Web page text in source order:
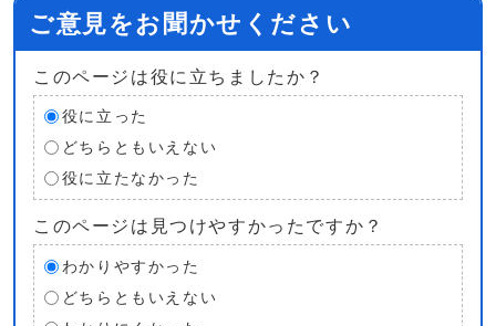
ご意見をお聞かせください
このページは役に立ちましたか？
役に立った
どちらともいえない
役に立たなかった
このページは見つけやすかったですか？
わかりやすかった
どちらともいえない